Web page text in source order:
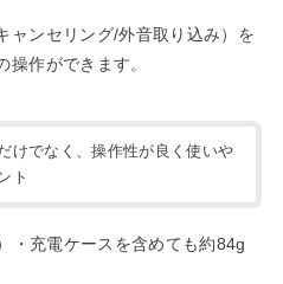
ャンセリング/外音取り込み）を
作ができます。
けでなく、操作性が良く使いや
ト
・充電ケースを含めても約84g